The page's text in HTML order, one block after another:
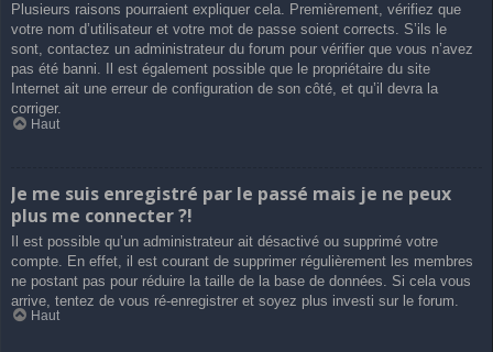
Plusieurs raisons pourraient expliquer cela. Premièrement, vérifiez que
votre nom d’utilisateur et votre mot de passe soient corrects. S’ils le
sont, contactez un administrateur du forum pour vérifier que vous n’avez
pas été banni. Il est également possible que le propriétaire du site
Internet ait une erreur de configuration de son côté, et qu’il devra la
corriger.
Haut
Je me suis enregistré par le passé mais je ne peux
plus me connecter ?!
Il est possible qu’un administrateur ait désactivé ou supprimé votre
compte. En effet, il est courant de supprimer régulièrement les membres
ne postant pas pour réduire la taille de la base de données. Si cela vous
arrive, tentez de vous ré-enregistrer et soyez plus investi sur le forum.
Haut